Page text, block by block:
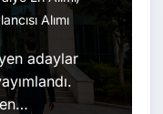
Alımı
adaylar